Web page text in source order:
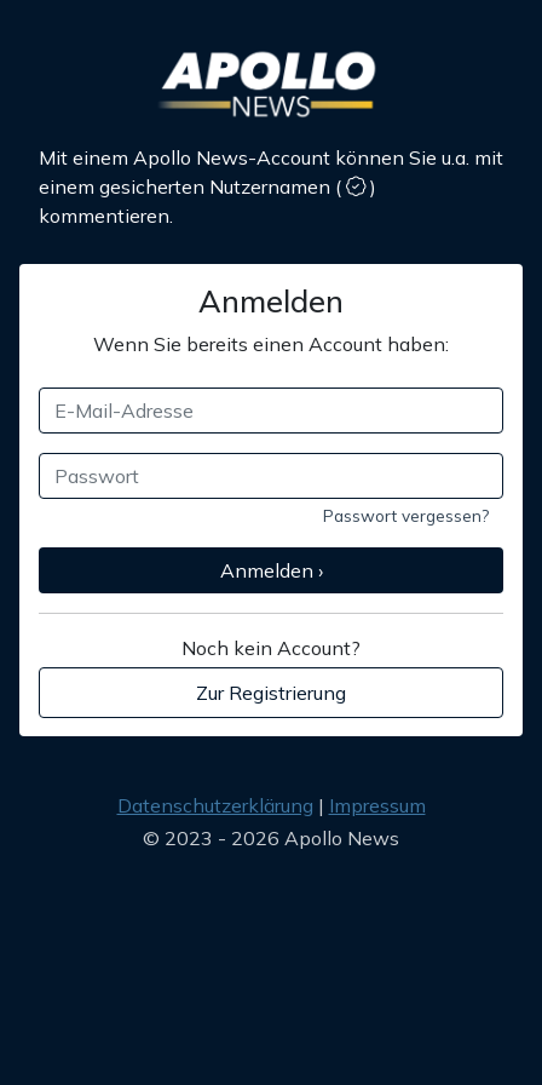
Mit einem Apollo News-Account können Sie u.a. mit
einem gesicherten Nutzernamen (
)
kommentieren.
Anmelden
Wenn Sie bereits einen Account haben:
Passwort vergessen?
Anmelden ›
Noch kein Account?
Zur Registrierung
Datenschutzerklärung
Impressum
© 2023 - 2026 Apollo News